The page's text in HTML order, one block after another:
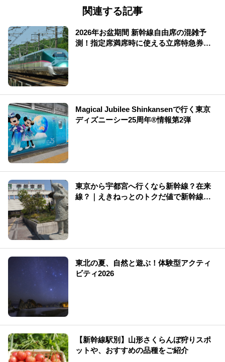
関連する記事
2026年お盆期間 新幹線自由席の混雑予
測！指定席満席時に使える立席特急券も
Magical Jubilee Shinkansenで行く東京
ディズニーシー25周年®情報第2弾
東京から宇都宮へ行くなら新幹線？在来
線？｜えきねっとのトクだ値で新幹線が
東北の夏、自然と遊ぶ！体験型アクティ
ビティ2026
【新幹線駅別】山形さくらんぼ狩りスポ
ットや、おすすめの品種をご紹介